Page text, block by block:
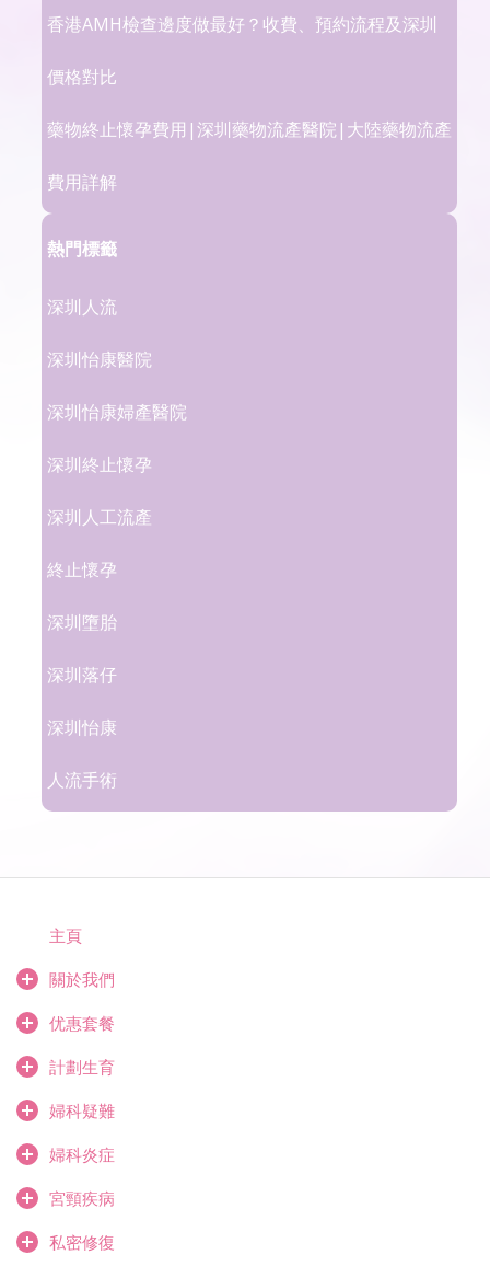
香港AMH檢查邊度做最好？收費、預約流程及深圳
價格對比
藥物終止懷孕費用|深圳藥物流產醫院|大陸藥物流產
費用詳解
熱門標籤
深圳人流
深圳怡康醫院
深圳怡康婦產醫院
深圳終止懷孕
深圳人工流產
終止懷孕
深圳墮胎
深圳落仔
深圳怡康
人流手術
主頁
關於我們
优惠套餐
計劃生育
婦科疑難
婦科炎症
宮頸疾病
私密修復